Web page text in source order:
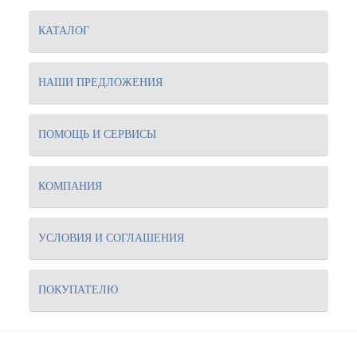
КАТАЛОГ
НАШИ ПРЕДЛОЖЕНИЯ
ПОМОЩЬ И СЕРВИСЫ
КОМПАНИЯ
УСЛОВИЯ И СОГЛАШЕНИЯ
ПОКУПАТЕЛЮ